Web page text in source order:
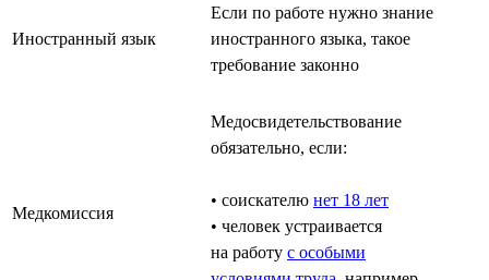
Иностранный язык
Если по работе нужно знание
иностранного языка, такое
требование законно
Медкомиссия
Медосвидетельствование
обязательно, если:
• соискателю нет 18 лет
• человек устраивается
на работу с особыми